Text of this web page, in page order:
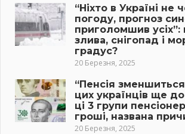
“Ніхто в Україні не
погоду, прогноз
приголомшив усіх”:
злива, снігопад і
градус?
20 Березня, 2025
“Пенсія
цих українців ще
ці 3 групи
гроші, названа
20 Березня, 2025